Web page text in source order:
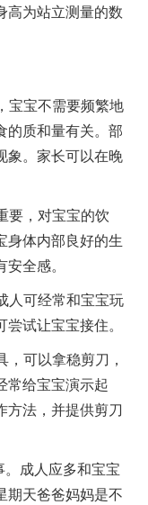
高为站立测量的数
宝宝不需要频繁地
的质和量有关。部
象。家长可以在晚
要，对宝宝的饮
身体内部良好的生
全感。
人可经常和宝宝玩
试让宝宝接住。
可以拿稳剪刀，
常给宝宝演示起
方法，并提供剪刀
。成人应多和宝宝
期天爸爸妈妈是不